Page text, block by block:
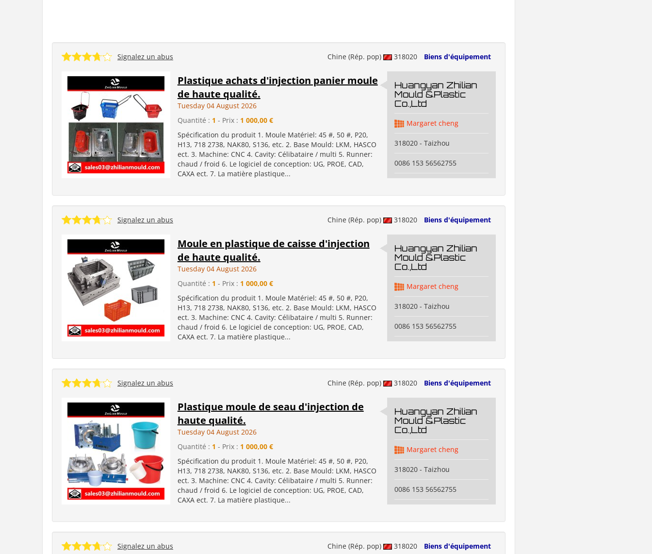
Chine (Rép. pop) 318020 Biens d'équipement
Signalez un abus
Plastique achats d'injection panier moule
de haute qualité.
Tuesday 04 August 2026
Quantité : 1 - Prix : 1 000,00 €
Spécification du produit 1. Moule Matériel: 45 #, 50 #, P20,
H13, 718 2738, NAK80, S136, etc. 2. Base Mould: LKM, HASCO
ect. 3. Machine: CNC 4. Cavity: Célibataire / multi 5. Runner:
chaud / froid 6. Le logiciel de conception: UG, PROE, CAD,
CAXA ect. 7. La matière plastique...
Huangyan Zhilian
Mould &Plastic
Co.,Ltd
Margaret cheng
318020 - Taizhou
0086 153 56562755
Chine (Rép. pop) 318020 Biens d'équipement
Signalez un abus
Moule en plastique de caisse d'injection
de haute qualité.
Tuesday 04 August 2026
Quantité : 1 - Prix : 1 000,00 €
Spécification du produit 1. Moule Matériel: 45 #, 50 #, P20,
H13, 718 2738, NAK80, S136, etc. 2. Base Mould: LKM, HASCO
ect. 3. Machine: CNC 4. Cavity: Célibataire / multi 5. Runner:
chaud / froid 6. Le logiciel de conception: UG, PROE, CAD,
CAXA ect. 7. La matière plastique...
Huangyan Zhilian
Mould &Plastic
Co.,Ltd
Margaret cheng
318020 - Taizhou
0086 153 56562755
Chine (Rép. pop) 318020 Biens d'équipement
Signalez un abus
Plastique moule de seau d'injection de
haute qualité.
Tuesday 04 August 2026
Quantité : 1 - Prix : 1 000,00 €
Spécification du produit 1. Moule Matériel: 45 #, 50 #, P20,
H13, 718 2738, NAK80, S136, etc. 2. Base Mould: LKM, HASCO
ect. 3. Machine: CNC 4. Cavity: Célibataire / multi 5. Runner:
chaud / froid 6. Le logiciel de conception: UG, PROE, CAD,
CAXA ect. 7. La matière plastique...
Huangyan Zhilian
Mould &Plastic
Co.,Ltd
Margaret cheng
318020 - Taizhou
0086 153 56562755
Chine (Rép. pop) 318020 Biens d'équipement
Signalez un abus